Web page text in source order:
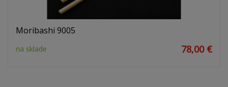
Moribashi 9005
na sklade 78,00 €